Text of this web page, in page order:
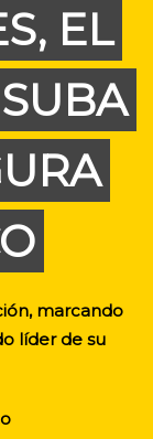
EL
marcando
líder de su